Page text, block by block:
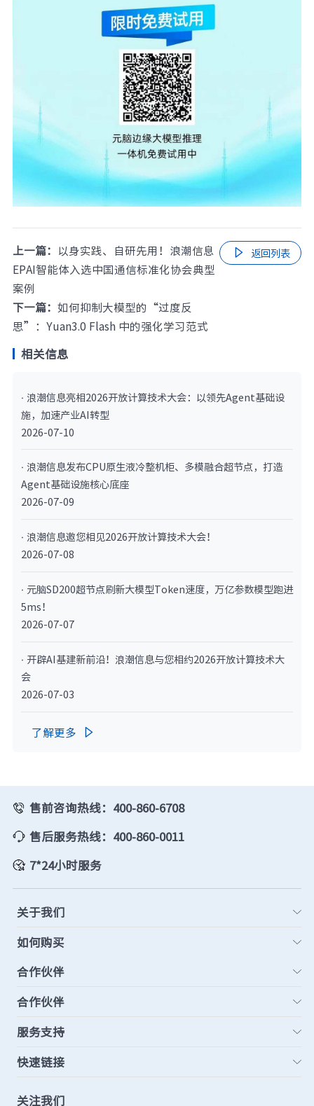
上一篇： 以身实践、自研先用！浪潮信息
EPAI智能体入选中国通信标准化协会典型
案例
下一篇： 如何抑制大模型的“过度反
思”：Yuan3.0 Flash 中的强化学习范式
 返回列表
相关信息
· 浪潮信息亮相2026开放计算技术大会：以领先Agent基础设
施，加速产业AI转型
2026-07-10
· 浪潮信息发布CPU原生液冷整机柜、多模融合超节点，打造
Agent基础设施核心底座
2026-07-09
· 浪潮信息邀您相见2026开放计算技术大会！
2026-07-08
· 元脑SD200超节点刷新大模型Token速度，万亿参数模型跑进
5ms！
2026-07-07
· 开辟AI基建新前沿！浪潮信息与您相约2026开放计算技术大
会
2026-07-03
了解更多 
售前咨询热线：400-860-6708
售后服务热线：400-860-0011
7*24小时服务
关于我们
如何购买
合作伙伴
合作伙伴
服务支持
快速链接
关注我们